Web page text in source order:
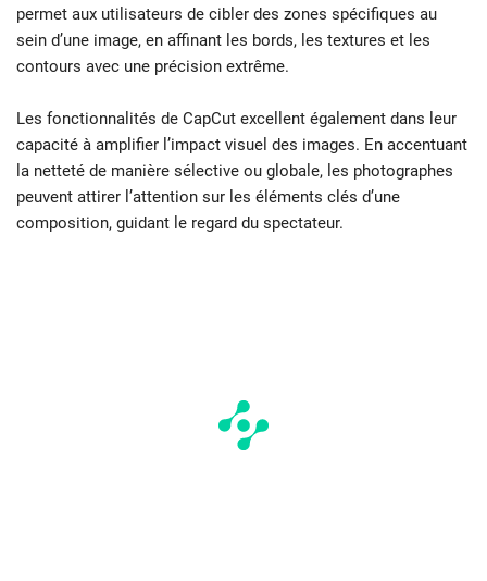
permet aux utilisateurs de cibler des zones spécifiques au
sein d’une image, en affinant les bords, les textures et les
contours avec une précision extrême.
Les fonctionnalités de CapCut excellent également dans leur
capacité à amplifier l’impact visuel des images. En accentuant
la netteté de manière sélective ou globale, les photographes
peuvent attirer l’attention sur les éléments clés d’une
composition, guidant le regard du spectateur.